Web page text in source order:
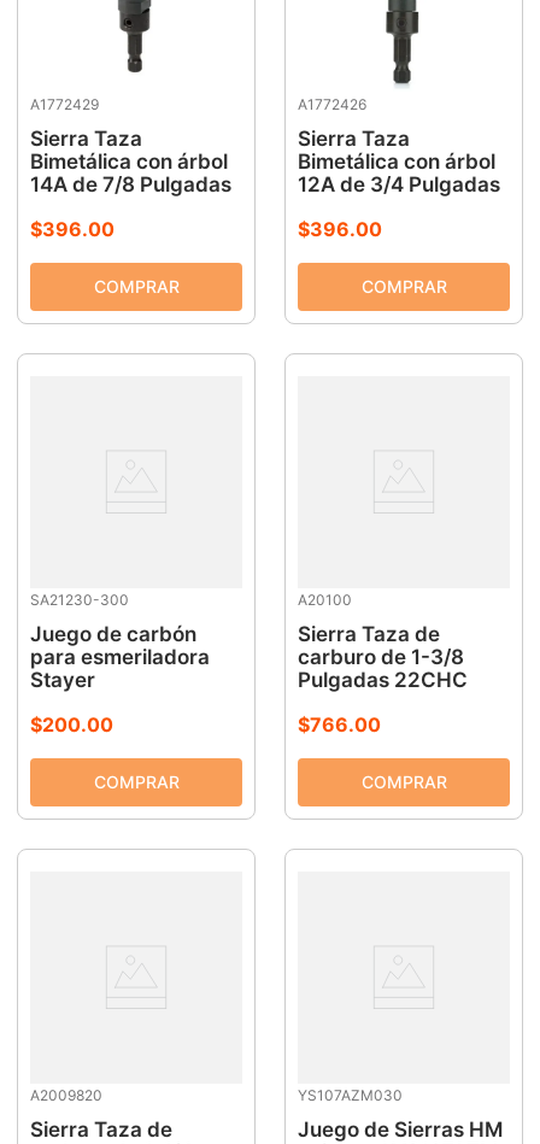
A1772429
Sierra Taza
Bimetálica con árbol
14A de 7/8 Pulgadas
$396.00
A1772426
Sierra Taza
Bimetálica con árbol
12A de 3/4 Pulgadas
$396.00
SA21230-300
Juego de carbón
para esmeriladora
Stayer
$200.00
A20100
Sierra Taza de
carburo de 1-3/8
Pulgadas 22CHC
$766.00
A2009820
Sierra Taza de
YS107AZM030
Juego de Sierras HM